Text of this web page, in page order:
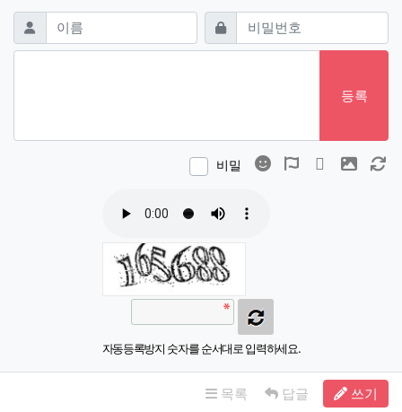
댓글쓰기
이름 필수 비밀번호필수
등록
비밀 이모티콘폰트어썸
동영상 이미지
자동등록방지 숫자를 순서대로 입력하세요.
목록 답글 쓰기